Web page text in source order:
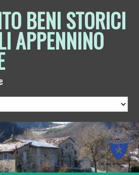
BENI STORICI
APPENNINO